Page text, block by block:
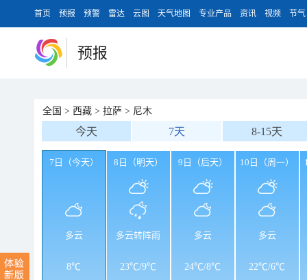
首页 预报 预警 雷达 云图 天气地图 专业产品 资讯 视频 节气
预报
全国 > 西藏 > 拉萨 > 尼木
今天 7天 8-15天
7日（今天）
多云
8℃
8日（明天）
多云转阵雨
23℃/9℃
9日（后天）
多云
24℃/8℃
10日（周一）
多云
22℃/6℃